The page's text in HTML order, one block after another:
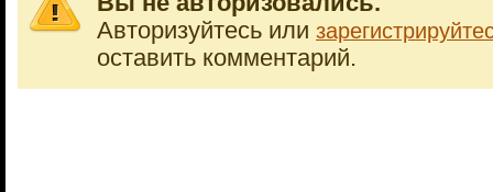
Авторизуйтесь или
оставить комментарий.